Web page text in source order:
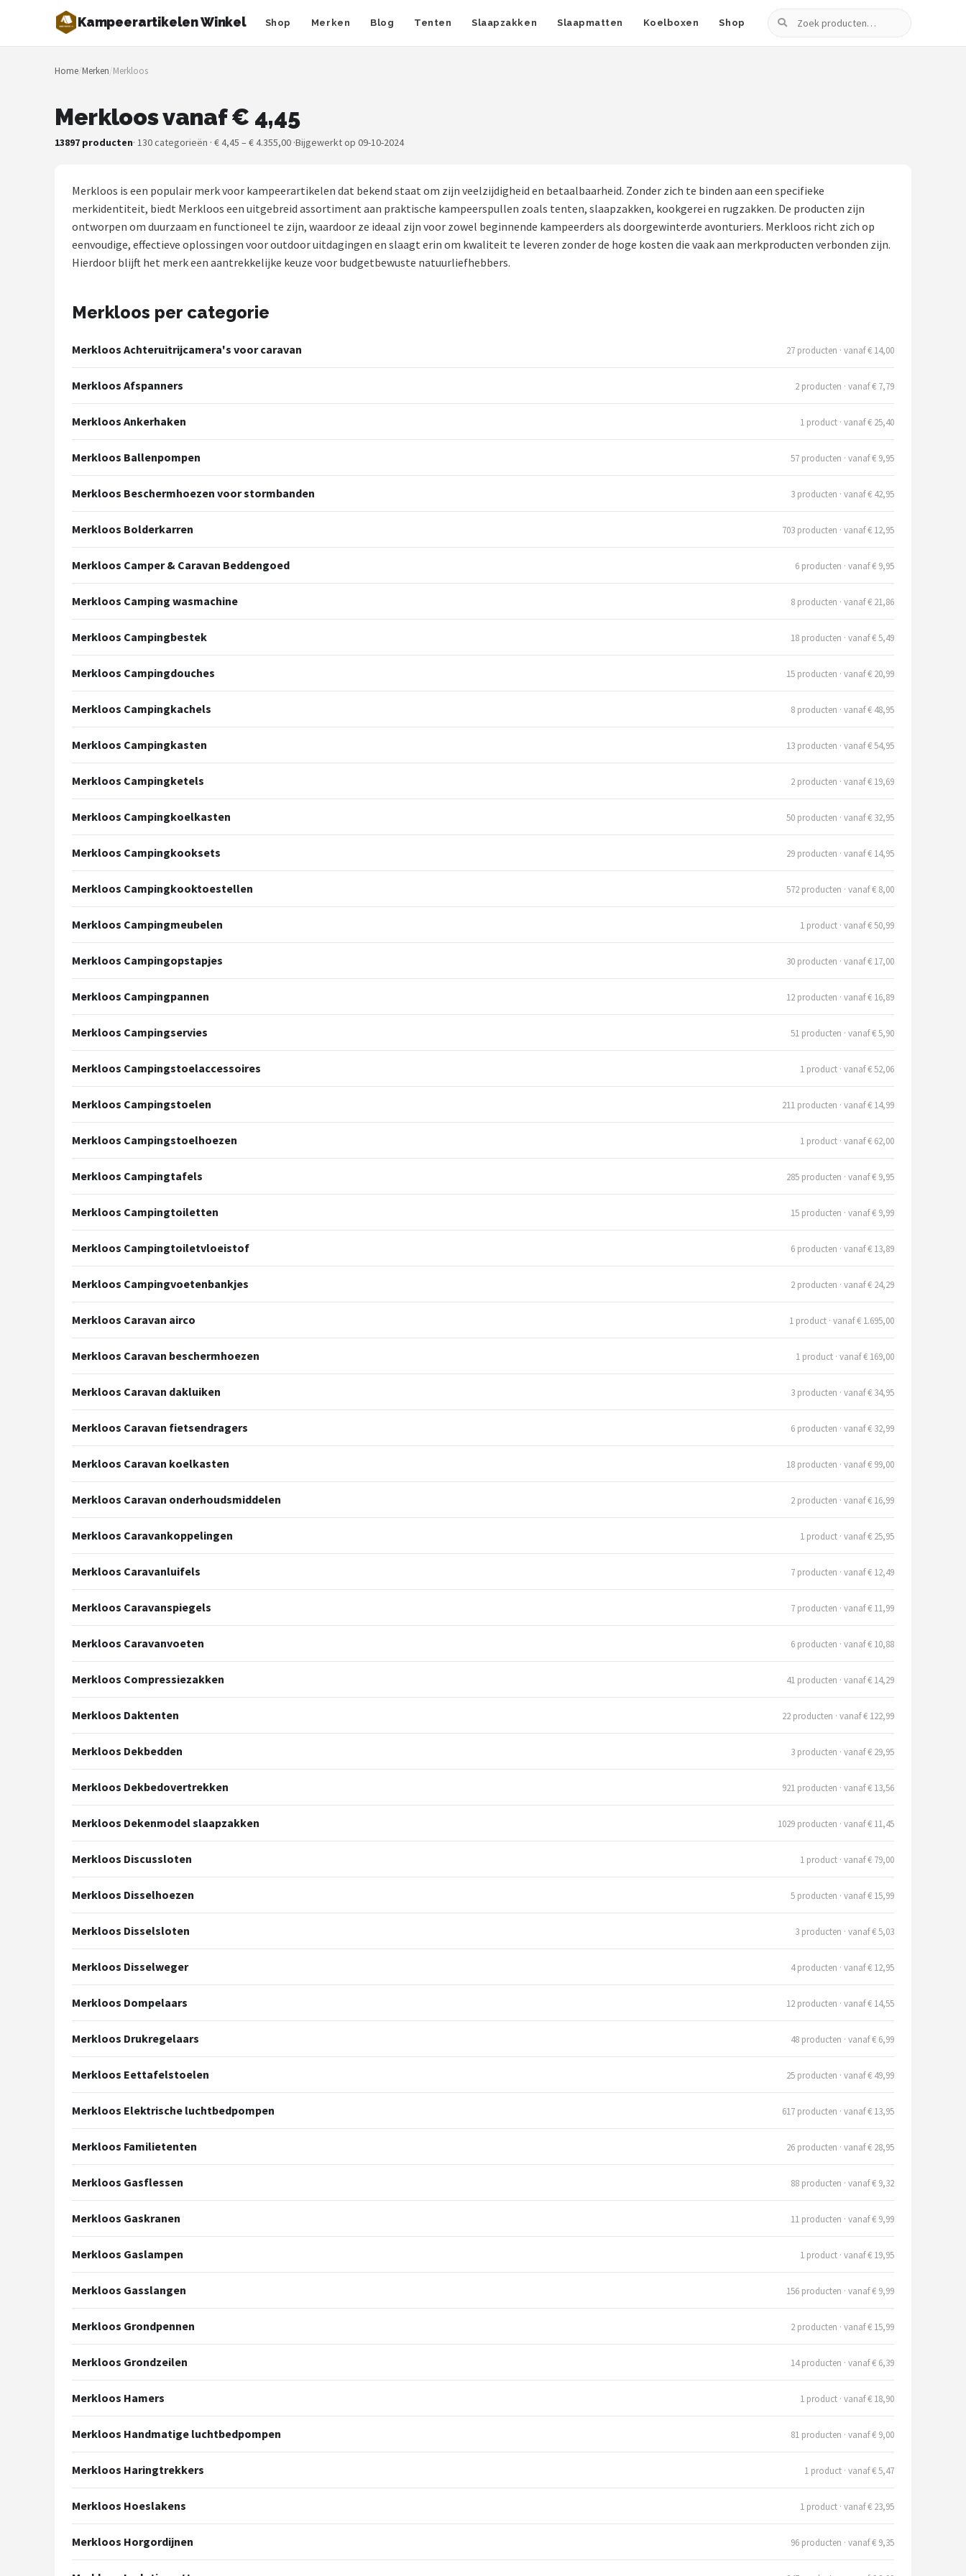
Kampeerartikelen Winkel Shop Merken Blog Tenten Slaapzakken Slaapmatten Koelboxen Shop
Zoeken
Zoeken
NAVIGATIE
Merken
Slaapzakken
Koelboxen
Eurotrail
Home/Merken/Merkloos
Merkloos vanaf € 4,45
13897 producten· 130 categorieën · € 4,45 – € 4.355,00 ·Bijgewerkt op 09-10-2024
Merkloos is een populair merk voor kampeerartikelen dat bekend staat om zijn veelzijdigheid en betaalbaarheid. Zonder zich te binden aan een specifieke
merkidentiteit, biedt Merkloos een uitgebreid assortiment aan praktische kampeerspullen zoals tenten, slaapzakken, kookgerei en rugzakken. De producten zijn
ontworpen om duurzaam en functioneel te zijn, waardoor ze ideaal zijn voor zowel beginnende kampeerders als doorgewinterde avonturiers. Merkloos richt zich op
eenvoudige, effectieve oplossingen voor outdoor uitdagingen en slaagt erin om kwaliteit te leveren zonder de hoge kosten die vaak aan merkproducten verbonden zijn.
Hierdoor blijft het merk een aantrekkelijke keuze voor budgetbewuste natuurliefhebbers.
Merkloos per categorie
Merkloos Achteruitrijcamera's voor caravan 27 producten · vanaf € 14,00
Merkloos Afspanners 2 producten · vanaf € 7,79
Merkloos Ankerhaken 1 product · vanaf € 25,40
Merkloos Ballenpompen 57 producten · vanaf € 9,95
Merkloos Beschermhoezen voor stormbanden 3 producten · vanaf € 42,95
Merkloos Bolderkarren 703 producten · vanaf € 12,95
Merkloos Camper & Caravan Beddengoed 6 producten · vanaf € 9,95
Merkloos Camping wasmachine 8 producten · vanaf € 21,86
Merkloos Campingbestek 18 producten · vanaf € 5,49
Merkloos Campingdouches 15 producten · vanaf € 20,99
Merkloos Campingkachels 8 producten · vanaf € 48,95
Merkloos Campingkasten 13 producten · vanaf € 54,95
Merkloos Campingketels 2 producten · vanaf € 19,69
Merkloos Campingkoelkasten 50 producten · vanaf € 32,95
Merkloos Campingkooksets 29 producten · vanaf € 14,95
Merkloos Campingkooktoestellen 572 producten · vanaf € 8,00
Merkloos Campingmeubelen 1 product · vanaf € 50,99
Merkloos Campingopstapjes 30 producten · vanaf € 17,00
Merkloos Campingpannen 12 producten · vanaf € 16,89
Merkloos Campingservies 51 producten · vanaf € 5,90
Merkloos Campingstoelaccessoires 1 product · vanaf € 52,06
Merkloos Campingstoelen 211 producten · vanaf € 14,99
Merkloos Campingstoelhoezen 1 product · vanaf € 62,00
Merkloos Campingtafels 285 producten · vanaf € 9,95
Merkloos Campingtoiletten 15 producten · vanaf € 9,99
Merkloos Campingtoiletvloeistof 6 producten · vanaf € 13,89
Merkloos Campingvoetenbankjes 2 producten · vanaf € 24,29
Merkloos Caravan airco 1 product · vanaf € 1.695,00
Merkloos Caravan beschermhoezen 1 product · vanaf € 169,00
Merkloos Caravan dakluiken 3 producten · vanaf € 34,95
Merkloos Caravan fietsendragers 6 producten · vanaf € 32,99
Merkloos Caravan koelkasten 18 producten · vanaf € 99,00
Merkloos Caravan onderhoudsmiddelen 2 producten · vanaf € 16,99
Merkloos Caravankoppelingen 1 product · vanaf € 25,95
Merkloos Caravanluifels 7 producten · vanaf € 12,49
Merkloos Caravanspiegels 7 producten · vanaf € 11,99
Merkloos Caravanvoeten 6 producten · vanaf € 10,88
Merkloos Compressiezakken 41 producten · vanaf € 14,29
Merkloos Daktenten 22 producten · vanaf € 122,99
Merkloos Dekbedden 3 producten · vanaf € 29,95
Merkloos Dekbedovertrekken 921 producten · vanaf € 13,56
Merkloos Dekenmodel slaapzakken 1029 producten · vanaf € 11,45
Merkloos Discussloten 1 product · vanaf € 79,00
Merkloos Disselhoezen 5 producten · vanaf € 15,99
Merkloos Disselsloten 3 producten · vanaf € 5,03
Merkloos Disselweger 4 producten · vanaf € 12,95
Merkloos Dompelaars 12 producten · vanaf € 14,55
Merkloos Drukregelaars 48 producten · vanaf € 6,99
Merkloos Eettafelstoelen 25 producten · vanaf € 49,99
Merkloos Elektrische luchtbedpompen 617 producten · vanaf € 13,95
Merkloos Familietenten 26 producten · vanaf € 28,95
Merkloos Gasflessen 88 producten · vanaf € 9,32
Merkloos Gaskranen 11 producten · vanaf € 9,99
Merkloos Gaslampen 1 product · vanaf € 19,95
Merkloos Gasslangen 156 producten · vanaf € 9,99
Merkloos Grondpennen 2 producten · vanaf € 15,99
Merkloos Grondzeilen 14 producten · vanaf € 6,39
Merkloos Hamers 1 product · vanaf € 18,90
Merkloos Handmatige luchtbedpompen 81 producten · vanaf € 9,00
Merkloos Haringtrekkers 1 product · vanaf € 5,47
Merkloos Hoeslakens 1 product · vanaf € 23,95
Merkloos Horgordijnen 96 producten · vanaf € 9,35